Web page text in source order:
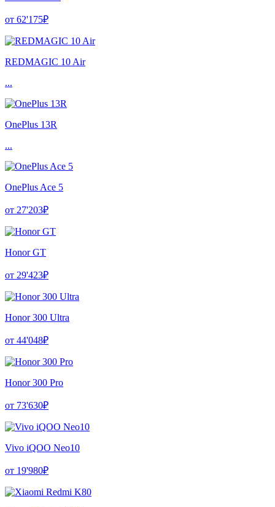
от 62'175₽
REDMAGIC 10 Air
...
OnePlus 13R
...
OnePlus Ace 5
от 27'203₽
Honor GT
от 29'423₽
Honor 300 Ultra
от 44'048₽
Honor 300 Pro
от 73'630₽
Vivo iQOO Neo10
от 19'980₽